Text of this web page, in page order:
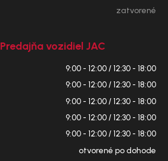
zatvorené
Predajňa vozidiel JAC
9:00 - 12:00 / 12:30 - 18:00
9:00 - 12:00 / 12:30 - 18:00
9:00 - 12:00 / 12:30 - 18:00
9:00 - 12:00 / 12:30 - 18:00
9:00 - 12:00 / 12:30 - 18:00
otvorené po dohode